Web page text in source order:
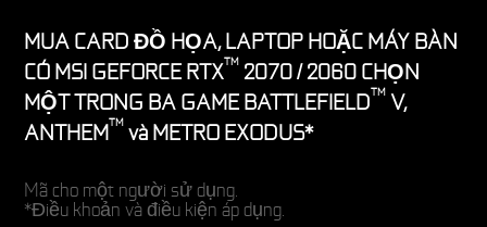
MUA CARD ĐỒ HỌA, LAPTOP HOẶC MÁY BÀN
CÓ MSI GEFORCE RTXTM 2070 / 2060 CHỌN
MỘT TRONG BA GAME BATTLEFIELDTM V,
ANTHEMTM và METRO EXODUS*
Mã cho một người sử dụng.
*Điều khoản và điều kiện áp dụng.